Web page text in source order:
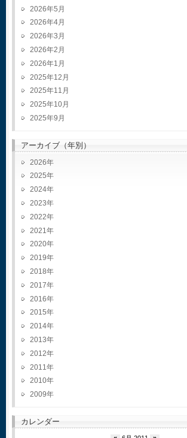
2026年5月
2026年4月
2026年3月
2026年2月
2026年1月
2025年12月
2025年11月
2025年10月
2025年9月
アーカイブ（年別）
2026
2025
2024
2023
2022
2021
2020
2019
2018
2017
2016
2015
2014
2013
2012
2011
2010
2009
カレンダー